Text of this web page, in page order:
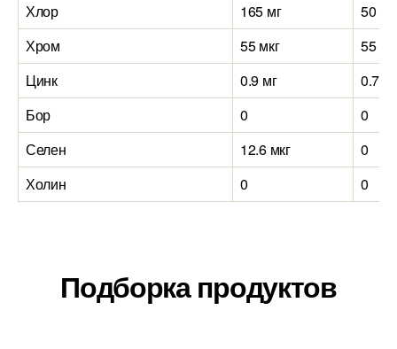
Хлор
165 мг
50 мг
Хром
55 мкг
55
Цинк
0.9 мг
0.7 мг
Бор
0
0
Селен
12.6 мкг
0
Холин
0 0
Подборка продуктов